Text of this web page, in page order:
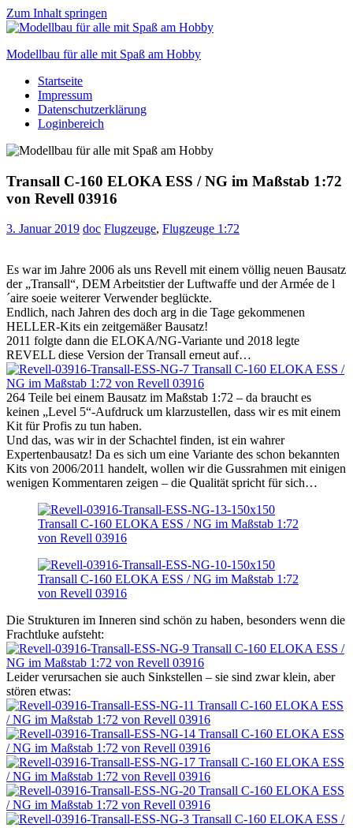
Zum Inhalt springen
Modellbau für alle mit Spaß am Hobby
Scale
modelling
to
Startseite
Impressum
Datenschutzerklärung
Loginbereich
Transall C-160 ELOKA ESS / NG im Maßstab 1:72
von Revell 03916
3. Januar 2019 doc Flugzeuge, Flugzeuge 1:72
Es war im Jahre 2006 als uns Revell mit einem völlig neuen Bausatz
der „Transall“, DEM Arbeitstier der Luftwaffe und der Armée de l
´aire soeie weiterer Verwender beglückte.
Endlich, nach Jahren des doch arg in die Tage gekommenen
HELLER-Kits ein zeitgemäßer Bausatz!
2011 folgte dann die ELOKA/NG-Variante und 2018 legte
REVELL diese Version der Transall erneut auf…
264 Teile bei einem Bausatz im Maßstab 1:72 – da braucht es
keinen „Level 5“-Aufdruck um klarzustellen, dass wir es mit einem
Kit für Profis zu tun haben.
Und das, was wir in der Schachtel finden, ist ein wahrer
Expertenbausatz! Da es sich um eine Variante des schon bekannten
Kits von 2006/2011 handelt, wollen wir die Gussrahmen mit einigen
wenigen Kommentaren zeigen – die Qualität spricht für sich…
Die Strukturen im Inneren sind schön zu haben, besonders wenn die
Frachtluke aufsteht:
Leider verursachen sie auch Sinkstellen – sie sind zwar klein, aber
stören etwas: